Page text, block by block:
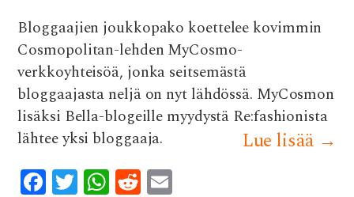
Bloggaajien joukkopako koettelee kovimmin
Cosmopolitan-lehden MyCosmo-
verkkoyhteisöä, jonka seitsemästä
bloggaajasta neljä on nyt lähdössä. MyCosmon
lisäksi Bella-blogeille myydystä Re:fashionista
lähtee yksi bloggaaja.
Lue lisää →
F T W R